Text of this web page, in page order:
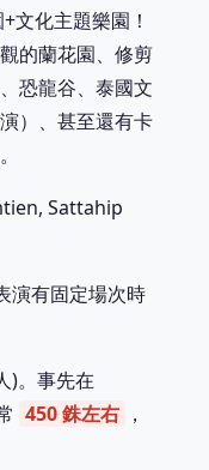
文化主題樂園！
的蘭花園、修剪
恐龍谷、泰國文
）、甚至還有卡
Sattahip
演有固定場次時
)。事先在
450 銖左右 ，